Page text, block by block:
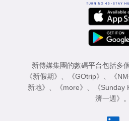
新傳媒集團的數碼平台包括多
《新假期》
《GOtrip》 《
新地》
《more》 《Sunday
濟一週》
。